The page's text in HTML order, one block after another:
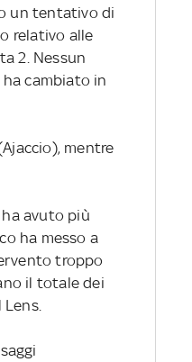
un tentativo di
relativo alle
2. Nessun
cambiato in
mentre
avuto più
ha messo a
troppo
il totale dei